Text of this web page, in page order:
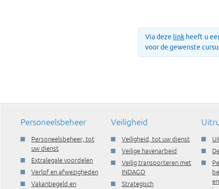
Via deze link heeft u
voor de gewenste
Personeelsbeheer
Personeelsbeheer, tot
uw dienst
Extralegale voordelen
Verlof en afwezigheden
Vakantiegeld en
Veiligheid
Veiligheid, tot uw dienst
Veilige havenarbeid
Veilig transporteren met
INDAGO
Strategisch
en